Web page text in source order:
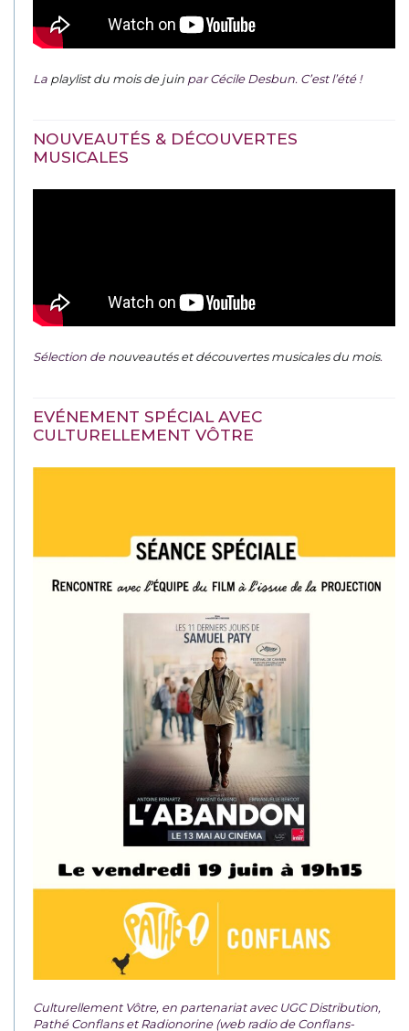
La playlist du mois de juin par Cécile Desbun. C’est l’été !
NOUVEAUTÉS & DÉCOUVERTES
MUSICALES
Sélection denouveautés et découvertes musicales du mois.
EVÉNEMENT SPÉCIAL AVEC
CULTURELLEMENT VÔTRE
Culturellement Vôtre, en partenariat avec UGC Distribution,
Pathé Conflans et Radionorine (web radio de Conflans-